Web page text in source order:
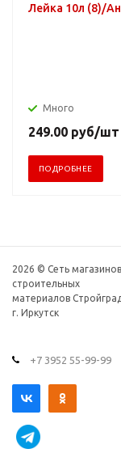
Лейка 10л (8)/
Много
249.00 руб/шт
ПОДРОБНЕЕ
2026 © Сеть магазинов
строительных
материалов
г. Иркутск
+7 3952 55-99-99